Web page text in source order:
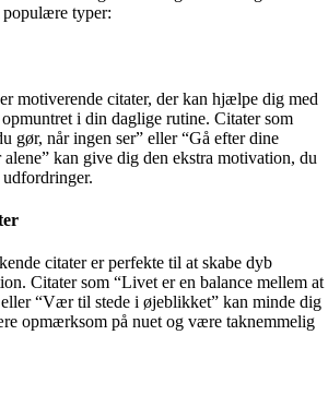
populære typer:
motiverende citater, der kan hjælpe dig med
i din daglige rutine. Citater som
gør, når ingen ser” eller “Gå efter dine
kan give dig den ekstra motivation, du
citater er perfekte til at skabe dyb
Citater som “Livet er en balance mellem at
“Vær til stede i øjeblikket” kan minde dig
opmærksom på nuet og være taknemmelig